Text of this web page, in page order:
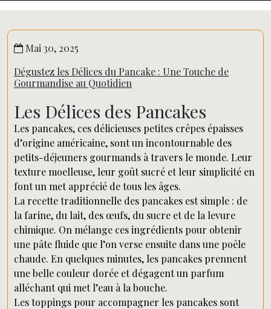
Mai 30, 2025
Dégustez les Délices du Pancake : Une Touche de
Gourmandise au Quotidien
Les Délices des Pancakes
Les pancakes, ces délicieuses petites crêpes épaisses
d’origine américaine, sont un incontournable des
petits-déjeuners gourmands à travers le monde. Leur
texture moelleuse, leur goût sucré et leur simplicité en
font un met apprécié de tous les âges.
La recette traditionnelle des pancakes est simple : de
la farine, du lait, des œufs, du sucre et de la levure
chimique. On mélange ces ingrédients pour obtenir
une pâte fluide que l’on verse ensuite dans une poêle
chaude. En quelques minutes, les pancakes prennent
une belle couleur dorée et dégagent un parfum
alléchant qui met l’eau à la bouche.
Les toppings pour accompagner les pancakes sont